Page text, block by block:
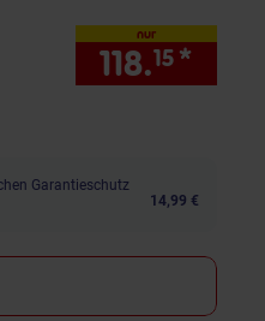
nur
118.15 *
Garantieschutz
14,99 €